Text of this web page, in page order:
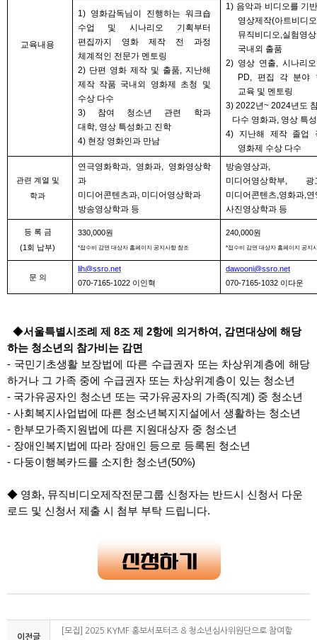
교육내용
1) 영화감독님이 진행하는 워크숍
수업 및 시나리오 기획부터
편집까지 영화 제작 전 과정
체계적인 전문가 멘토링
2) 단편 영화 제작 및 출품
지난해
제작 작품 국내외 영화제 초청 및
수상 다수
3) 참여 청소년 관련 학과
대학, 영상 특성화고 진학
4) 현장 영화인과 만남
1) 음악과 비디오를 기
영상제작(아트비디오
뮤직비디오 실험영
국내외 출품
2) 영상 연출 ,시나리
PD, 편집 각 분야
교육 및 멘토링
3) 2022년~ 2024년도
다수 영화과, 영상 특
4) 지난해 제작 졸업
영화제 수상 다수
관련 계열 및
학과
연극영화학과, 영화과,
영화영상학
과
미디어콘텐츠과, 미디어영상학과
방송영상학과 등
방송영상과,
미디어영상학부
광
미디어콘텐츠 영화과, 연
사진영상학과 등
등 록 금
(1 회 납부)
330,000원
*접수비 감면 대상자 홈페이지 공지사항 참조
240,000원
*접수비 감면 대상자 홈페이지 공지
문 의
lih@ssro.net
070-7165-1022 이인혁
dawooni@ssro.net
070-7165-1032 이다운
◆서울특별시조례 제 8조 제 2항에 의거하여, 감면대상에 해당
하는 청소년의 참가비는 감면
- 국민기초생활 보장법에 따른 수급권자 또는 차상위계층에 해당
하거나 그 가족 중에 수급권자 또는 차상위계층이 있는 청소년
- 국가유공자인 청소년 또는 국가유공자의 가족(직계) 중 청소년
- 사회복지사업법에 따른 청소년복지지설에서 생활하는 청소년
- 한부모가족지원법에 따른 지원대상자 중 청소년
- 장애인복지법에 따라 장애인 등으로 등록된 청소년
- 다둥이행복카드를 소지한 청소년(50%)
◆ 영화, 뮤직비디오제작전문그룹 신청자는 반드시 신청서 다운
로드 및 신청서 제출 시 첨부 부탁 드립니다.
이전글
[모집] 2025 KYMF 홍보서포터즈 & 청소년심사위원단으로 참여할